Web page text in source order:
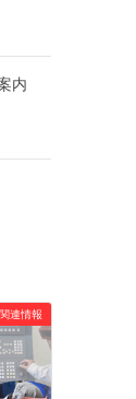
内
連情報